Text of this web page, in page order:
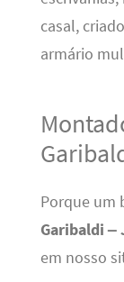
casal,
armário
Porque um
Garibaldi –
em nosso